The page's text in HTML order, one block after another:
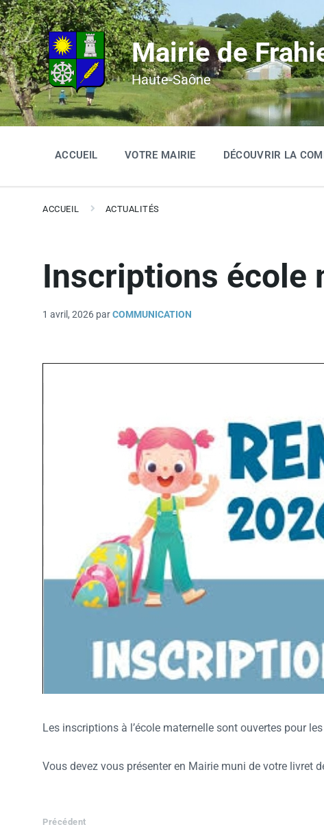
Mairie de
Haute-Saône
ACCUEIL VOTRE MAIRIE DÉCOUVRIR LA
ACCUEIL ACTUALITÉS
Inscriptions école
1 avril, 2026 parCOMMUNICATION
Les inscriptions à l’école maternelle sont ouvertes pour
Vous devez vous présenter en Mairie muni de votre livret
Précédent